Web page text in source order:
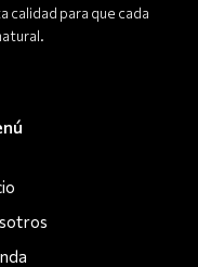
calidad para que cada